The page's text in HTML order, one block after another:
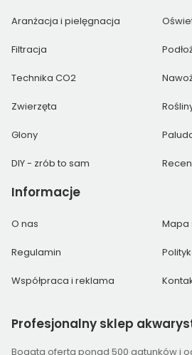
Aranżacja i pielęgnacja
Filtracja
Technika CO2
Zwierzęta
Glony
DIY - zrób to sam
Informacje
O nas Mapa
Regulamin
Współpraca i reklama
Profesjonalny sklep
Bogata oferta ponad 500 gatunków i